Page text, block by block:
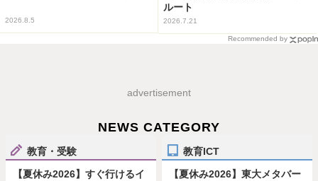
2026.8.5
ルート
2026.7.21
Recommended by
advertisement
NEWS CATEGORY
教育・受験
【夏休み2026】すぐ行けるイ
教育ICT
【夏休み2026】東大メタバー